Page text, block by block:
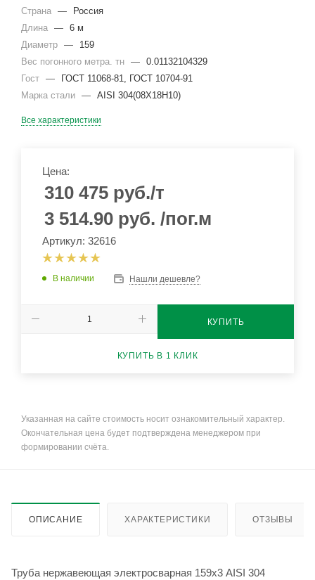
Страна —
Россия
Длина — 6 м
Диаметр —
159
Вес погонного метра. тн — 0.01132104329
Гост —
ГОСТ 11068-81, ГОСТ 10704-91
Марка стали — AISI 304(08Х18Н10)
Все характеристики
Цена:
310 475 руб./т
3 514.90 руб. /пог.м
Артикул: 32616
В наличии Нашли дешевле?
КУПИТЬ
КУПИТЬ В 1 КЛИК
Указанная на сайте стоимость носит ознакомительный характер.
Окончательная цена будет подтверждена менеджером при
формировании счёта.
ОПИСАНИЕ ХАРАКТЕРИСТИКИ ОТЗЫВЫ
Труба нержавеющая электросварная 159х3 AISI 304